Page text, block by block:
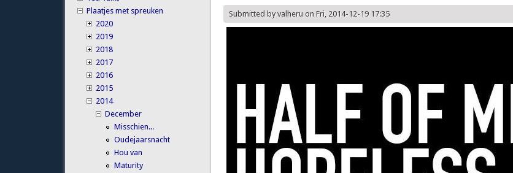
Submitted byvalheru on Fri, 2014-12-19 17:35
Plaatjes met spreuken
2020
2019
2018
2017
2016
2015
2014
December
Misschien...
Oudejaarsnacht
Hou van
Maturity